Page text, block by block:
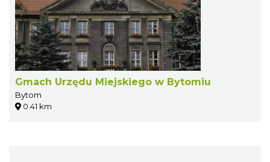
Gmach Urzędu Miejskiego w Bytomiu
Bytom
0.41 km